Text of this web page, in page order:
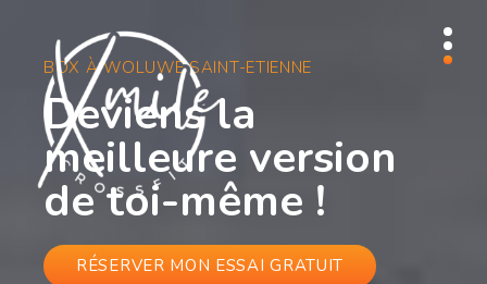
BOX À WOLUWÉ SAINT-ETIENNE
Deviens la
meilleure version
de toi-même !
RÉSERVER MON ESSAI GRATUIT